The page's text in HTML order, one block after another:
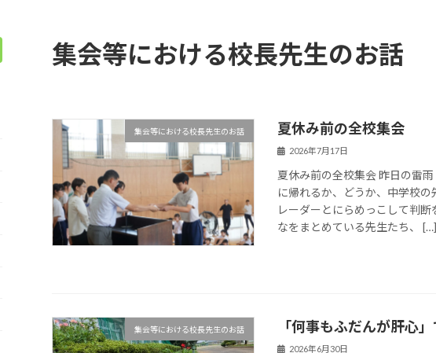
集会等における校長先生のお話
集会等における校長先生のお話 夏休み前の全校集会
2026年7月17日
夏休み前の全校集会 昨日の雷
に帰れるか、どうか、中学校
レーダーとにらめっこして判
なをまとめている先生たち、 […]
集会等における校長先生のお話 「何事もふだんが肝心
2026年6月30日